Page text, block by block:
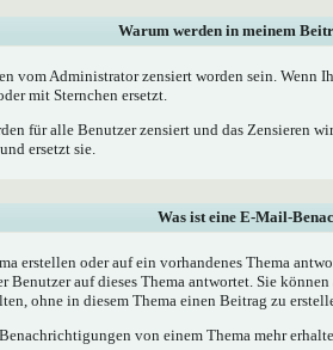
Warum werden in meinem
vom Administrator zensiert worden sein. Wenn
mit Sternchen ersetzt.
für alle Benutzer zensiert und das Zensieren
ersetzt sie.
Was ist eine E-Mail-
erstellen oder auf ein vorhandenes Thema
Benutzer auf dieses Thema antwortet. Sie
ohne in diesem Thema einen Beitrag zu
von einem Thema mehr